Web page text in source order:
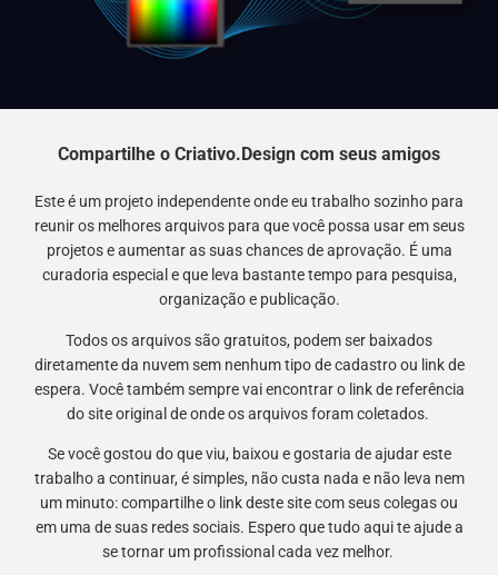
Compartilhe o Criativo.Design com seus amigos
Este é um projeto independente onde eu trabalho sozinho para
reunir os melhores arquivos para que você possa usar em seus
projetos e aumentar as suas chances de aprovação. É uma
curadoria especial e que leva bastante tempo para pesquisa,
organização e publicação.
Todos os arquivos são gratuitos, podem ser baixados
diretamente da nuvem sem nenhum tipo de cadastro ou link de
espera. Você também sempre vai encontrar o link de referência
do site original de onde os arquivos foram coletados.
Se você gostou do que viu, baixou e gostaria de ajudar este
trabalho a continuar, é simples, não custa nada e não leva nem
um minuto: compartilhe o link deste site com seus colegas ou
em uma de suas redes sociais. Espero que tudo aqui te ajude a
se tornar um profissional cada vez melhor.